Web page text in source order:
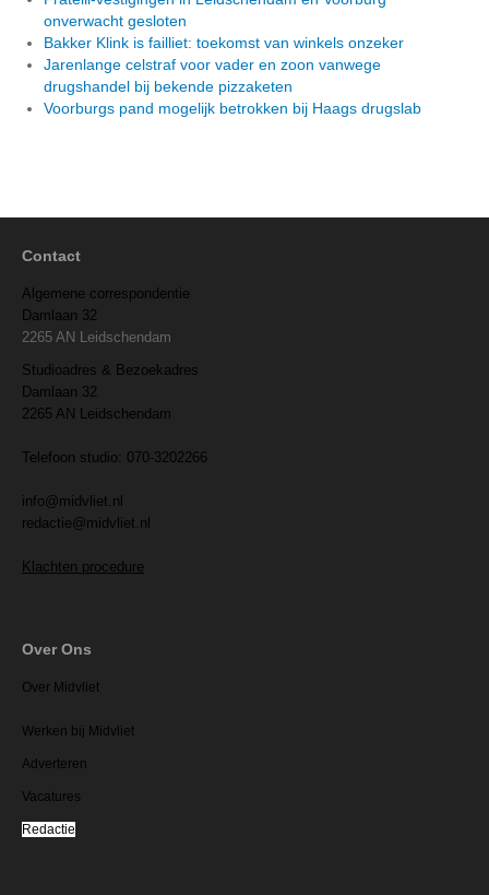
onverwacht gesloten
Bakker Klink is failliet: toekomst van winkels onzeker
Jarenlange celstraf voor vader en zoon vanwege
drugshandel bij bekende pizzaketen
Voorburgs pand mogelijk betrokken bij Haags drugslab
Contact
Algemene correspondentie
Damlaan 32
2265 AN Leidschendam
Studioadres & Bezoekadres
Damlaan 32
2265 AN Leidschendam
Telefoon studio: 070-3202266
info@midvliet.nl
redactie@midvliet.nl
Klachten procedure
Over Ons
Over Midvliet
Werken bij Midvliet
Adverteren
Vacatures
Redactie